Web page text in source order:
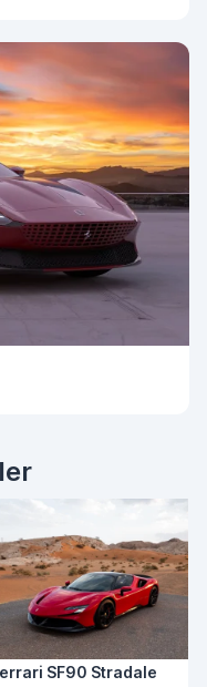
SF90 Stradale